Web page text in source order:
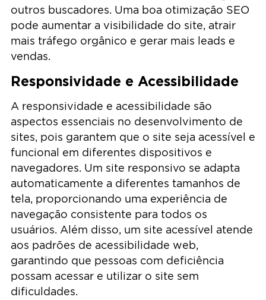
outros buscadores. Uma boa otimização SEO
pode aumentar a visibilidade do site, atrair
mais tráfego orgânico e gerar mais leads e
vendas.
Responsividade e Acessibilidade
A responsividade e acessibilidade são
aspectos essenciais no desenvolvimento de
sites, pois garantem que o site seja acessível e
funcional em diferentes dispositivos e
navegadores. Um site responsivo se adapta
automaticamente a diferentes tamanhos de
tela, proporcionando uma experiência de
navegação consistente para todos os
usuários. Além disso, um site acessível atende
aos padrões de acessibilidade web,
garantindo que pessoas com deficiência
possam acessar e utilizar o site sem
dificuldades.